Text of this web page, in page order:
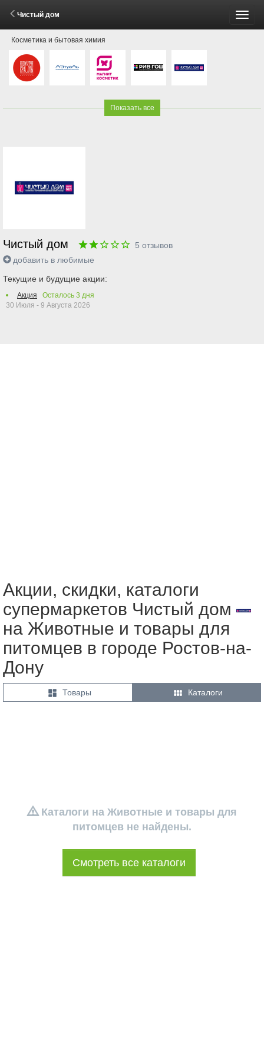
Чистый дом
Косметика и бытовая химия
Показать все
Чистый дом 5 отзывов
добавить в любимые
Текущие и будущие акции:
Акция Осталось 3 дня
30 Июля - 9 Августа 2026
Акции, скидки, каталоги
супермаркетов Чистый дом
на Животные и товары для
питомцев в городе Ростов-на-
Дону
 Товары  Каталоги
Каталоги на Животные и товары для
питомцев не найдены.
Смотреть все каталоги